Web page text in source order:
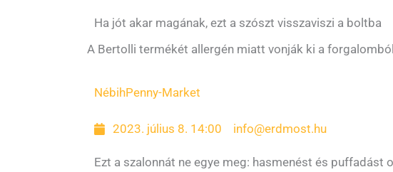
Ha jót akar magának, ezt a szószt visszaviszi a boltba
A Bertolli termékét allergén miatt vonják ki a
NébihPenny-Market
2023. július 8. 14:00 info@erdmost.hu
Ezt a szalonnát ne egye meg: hasmenést és puffadást